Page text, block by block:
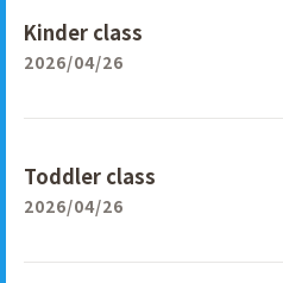
Kinder class
2026/04/26
Toddler class
2026/04/26